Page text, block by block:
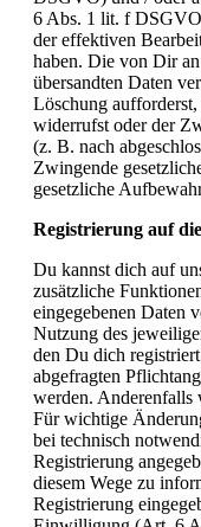
6 Abs. 1 lit. f
der effektiven
haben. Die von Dir
übersandten Daten
Löschung
widerrufst oder der
(z. B. nach
Zwingende
gesetzliche
Registrierung auf
Du kannst dich auf
zusätzliche
eingegebenen Daten
Nutzung des
den Du dich
abgefragten
werden. Anderenfalls
Für wichtige
bei technisch
Registrierung
diesem Wege zu
Registrierung